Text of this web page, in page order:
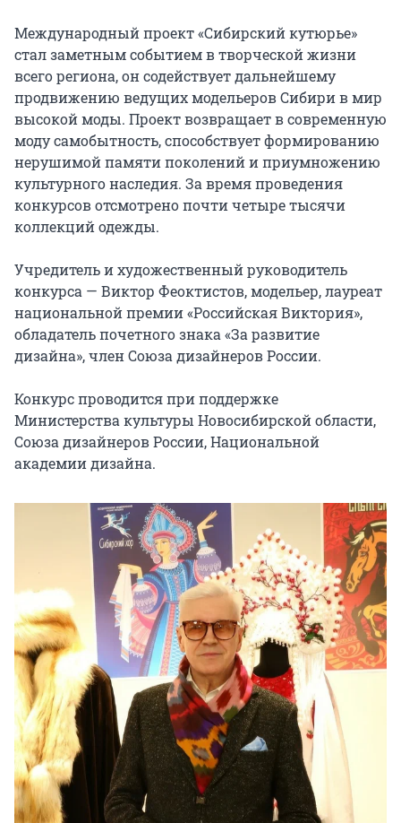
Международный проект «Сибирский кутюрье»
стал заметным событием в творческой жизни
всего региона, он содействует дальнейшему
продвижению ведущих модельеров Сибири в мир
высокой моды. Проект возвращает в современную
моду самобытность, способствует формированию
нерушимой памяти поколений и приумножению
культурного наследия. За время проведения
конкурсов отсмотрено почти четыре тысячи
коллекций одежды.
Учредитель и художественный руководитель
конкурса — Виктор Феоктистов, модельер, лауреат
национальной премии «Российская Виктория»,
обладатель почетного знака «За развитие
дизайна», член Союза дизайнеров России.
Конкурс проводится при поддержке
Министерства культуры Новосибирской области,
Союза дизайнеров России, Национальной
академии дизайна.